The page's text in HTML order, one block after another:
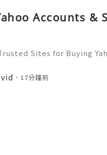
Accounts &
Sites for Buying
usaglobalit@gmail.com
17分鐘前